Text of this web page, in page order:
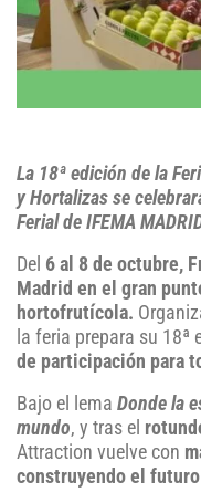
La 18ª edición de la
y Hortalizas se
Ferial de IFEMA
Del 6 al 8 de octubre,
Madrid en el gran
hortofrutícola.
la feria prepara su 18ª
de participación para
Bajo el lema Donde la
mundo, y tras el
Attraction vuelve con
construyendo el